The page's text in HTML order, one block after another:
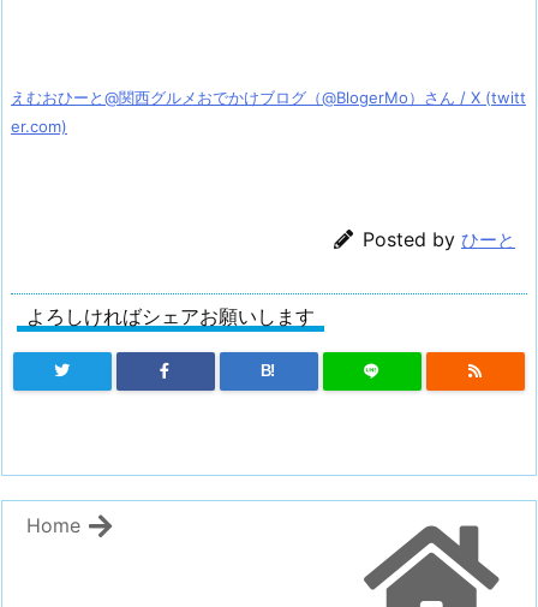
えむおひーと@関西グルメおでかけブログ（@BlogerMo）さん / X (twitt
er.com)
Posted by ひーと
よろしければシェアお願いします
B!
Home